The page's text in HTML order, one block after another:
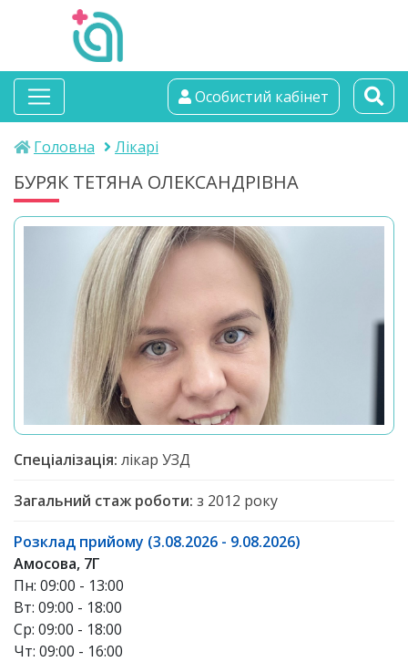
альтамедика
медичний центр
Особистий кабінет
Головна Лікарі
БУРЯК ТЕТЯНА ОЛЕКСАНДРІВНА
Спеціалізація: лікар УЗД
Загальний стаж роботи: з 2012 року
Розклад прийому (3.08.2026 - 9.08.2026)
Амосова, 7Г
Пн: 09:00 - 13:00
Вт: 09:00 - 18:00
Ср: 09:00 - 18:00
Чт: 09:00 - 16:00